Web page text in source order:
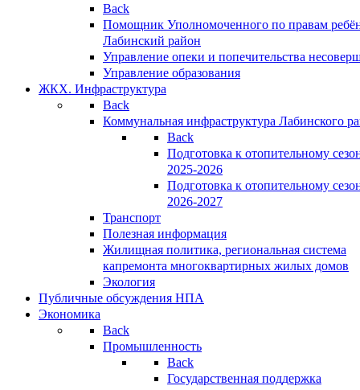
Back
Помощник Уполномоченного по правам
Лабинский район
Управление опеки и попечительства
Управление образования
ЖКХ. Инфраструктура
Back
Коммунальная инфраструктура Лабинского
Back
Подготовка к отопительному
2025-2026
Подготовка к отопительному
2026-2027
Транспорт
Полезная информация
Жилищная политика, региональная система
капремонта многоквартирных жилых домов
Экология
Публичные обсуждения НПА
Экономика
Back
Промышленность
Back
Государственная поддержка